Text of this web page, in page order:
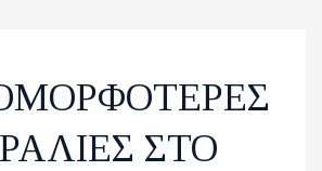
ΣΤΟ